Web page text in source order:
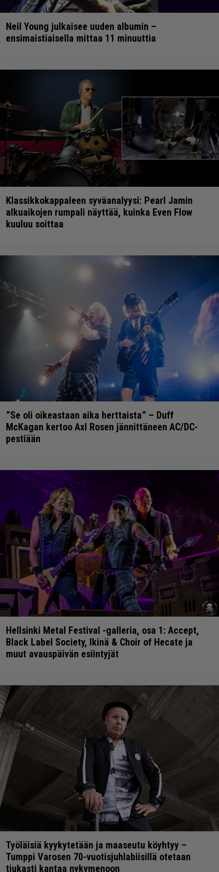
Neil Young julkaisee uuden albumin –
ensimaistiaisella mittaa 11 minuuttia
Klassikkokappaleen syväanalyysi: Pearl Jamin
alkuaikojen rumpali näyttää, kuinka Even Flow
kuuluu soittaa
”Se oli oikeastaan aika herttaista” – Duff
McKagan kertoo Axl Rosen jännittäneen AC/DC-
pestiään
Hellsinki Metal Festival -galleria, osa 1: Accept,
Black Label Society, Ikinä & Choir of Hecate ja
muut avauspäivän esiintyjät
Työläisiä kyykytetään ja maaseutu köyhtyy –
Tumppi Varosen 70-vuotisjuhlabiisillä otetaan
tiukasti kantaa nykymenoon